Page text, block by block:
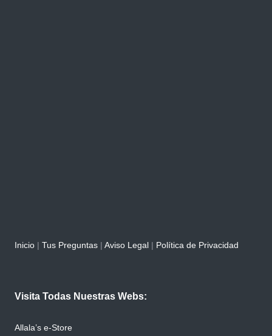
Inicio | Tus Preguntas | Aviso Legal | Política de Privacidad
Visita Todas Nuestras Webs:
Allala’s e-Store